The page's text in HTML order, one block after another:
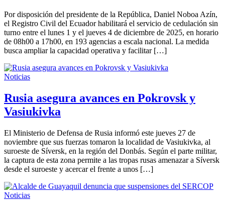
Por disposición del presidente de la República, Daniel Noboa Azín,
el Registro Civil del Ecuador habilitará el servicio de cedulación sin
turno entre el lunes 1 y el jueves 4 de diciembre de 2025, en horario
de 08h00 a 17h00, en 193 agencias a escala nacional. La medida
busca ampliar la capacidad operativa y facilitar […]
Noticias
Rusia asegura avances en Pokrovsk y
Vasiukivka
El Ministerio de Defensa de Rusia informó este jueves 27 de
noviembre que sus fuerzas tomaron la localidad de Vasiukivka, al
suroeste de Síversk, en la región del Donbás. Según el parte militar,
la captura de esta zona permite a las tropas rusas amenazar a Síversk
desde el suroeste y acercar el frente a unos […]
Noticias